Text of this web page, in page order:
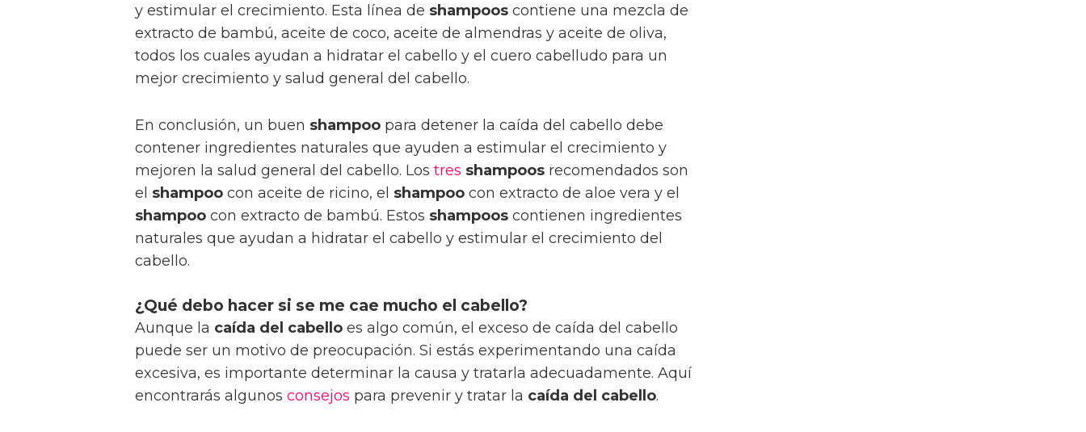
y estimular el crecimiento. Esta línea de shampoos contiene una mezcla de
extracto de bambú, aceite de coco, aceite de almendras y aceite de oliva,
todos los cuales ayudan a hidratar el cabello y el cuero cabelludo para un
mejor crecimiento y salud general del cabello.
En conclusión, un buen shampoo para detener la caída del cabello debe
contener ingredientes naturales que ayuden a estimular el crecimiento y
mejoren la salud general del cabello. Los tres shampoos recomendados son
el shampoo con aceite de ricino, el shampoo con extracto de aloe vera y el
shampoo con extracto de bambú. Estos shampoos contienen ingredientes
naturales que ayudan a hidratar el cabello y estimular el crecimiento del
cabello.
¿Qué debo hacer si se me cae mucho el cabello?
Aunque la caída del cabello es algo común, el exceso de caída del cabello
puede ser un motivo de preocupación. Si estás experimentando una caída
excesiva, es importante determinar la causa y tratarla adecuadamente. Aquí
encontrarás algunos consejos para prevenir y tratar la caída del cabello.